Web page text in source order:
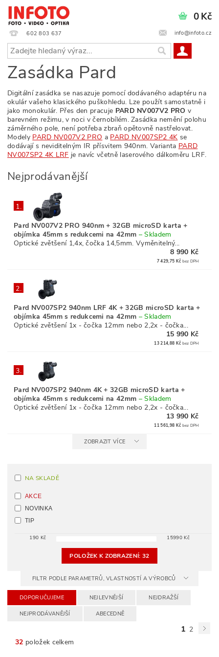
602 803 637 info@infoto.cz
0 Kč
Zasádka Pard
Digitální zasádka se nasazuje pomocí dodávaného adaptéru na
okulár vašeho klasického puškohledu. Lze použít samostatně i
jako monokulár. Přes den pracuje PARD NV007V2 PRO v
barevném režimu, v noci v černobílém. Zasádka nemění polohu
záměrného pole, není potřeba zbraň opětovně nastřelovat.
Modely PARD NV007V2 PRO a PARD NV007SP2 4K se
dodávají s neviditelným IR přísvitem 940nm. Varianta PARD
NV007SP2 4K LRF je navíc včetně laserového dálkoměru LRF.
Nejprodávanější
1.
Pard NV007V2 PRO 940nm + 32GB microSD karta +
objímka 45mm s redukcemi na 42mm –Skladem
Optické zvětšení 1,4x, čočka 14,5mm. Vyměnitelný...
8 990 Kč
7 429,75 Kč bez DPH
2.
Pard NV007SP2 940nm LRF 4K + 32GB microSD karta +
objímka 45mm s redukcemi na 42mm –Skladem
Optické zvětšení 1x - čočka 12mm nebo 2,2x - čočka...
15 990 Kč
13 214,88 Kč bez DPH
3.
Pard NV007SP2 940nm 4K + 32GB microSD karta +
objímka 45mm s redukcemi na 42mm –Skladem
Optické zvětšení 1x - čočka 12mm nebo 2,2x - čočka...
13 990 Kč
11 561,98 Kč bez DPH
ZOBRAZIT VÍCE
NA SKLADĚ
AKCE
NOVINKA
TIP
190 Kč 15990Kč
POLOŽEK K ZOBRAZENÍ:32
FILTR PODLE PARAMETRŮ, VLASTNOSTÍ A VÝROBCŮ
DOPORUČUJEME NEJLEVNĚJŠÍ NEJDRAŽŠÍ
NEJPRODÁVANĚJŠÍ ABECEDNĚ
1 2
32 položek celkem